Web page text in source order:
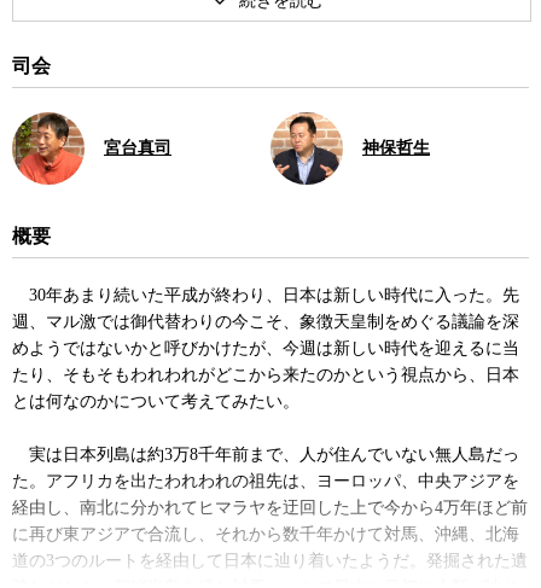
た道 “文化の多様化'の起源を探る』など。
著書
日本人はどこから来たのか?
司会
宮台真司 神保哲生
概要
30年あまり続いた平成が終わり、日本は新しい時代に入った。先
週、マル激では御代替わりの今こそ、象徴天皇制をめぐる議論を深
めようではないかと呼びかけたが、今週は新しい時代を迎えるに当
たり、そもそもわれわれがどこから来たのかという視点から、日本
とは何なのかについて考えてみたい。
実は日本列島は約3万8千年前まで、人が住んでいない無人島だっ
た。アフリカを出たわれわれの祖先は、ヨーロッパ、中央アジアを
経由し、南北に分かれてヒマラヤを迂回した上で今から4万年ほど前
に再び東アジアで合流し、それから数千年かけて対馬、沖縄、北海
道の3つのルートを経由して日本に辿り着いたようだ。発掘された遺